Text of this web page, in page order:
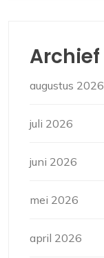
Archief
augustus 2026
juli 2026
juni 2026
mei 2026
april 2026